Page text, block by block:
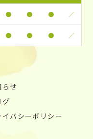
● ● ● ／
● ● ● ／
らせ
グ
イバシーポリシー